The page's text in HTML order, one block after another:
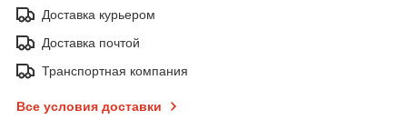
Доставка курьером
Доставка почтой
Транспортная компания
Все условия доставки